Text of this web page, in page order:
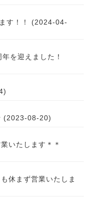
す！！ (2024-04-
を迎えました！
(2023-08-20)
いたします＊＊
休まず営業いたしま